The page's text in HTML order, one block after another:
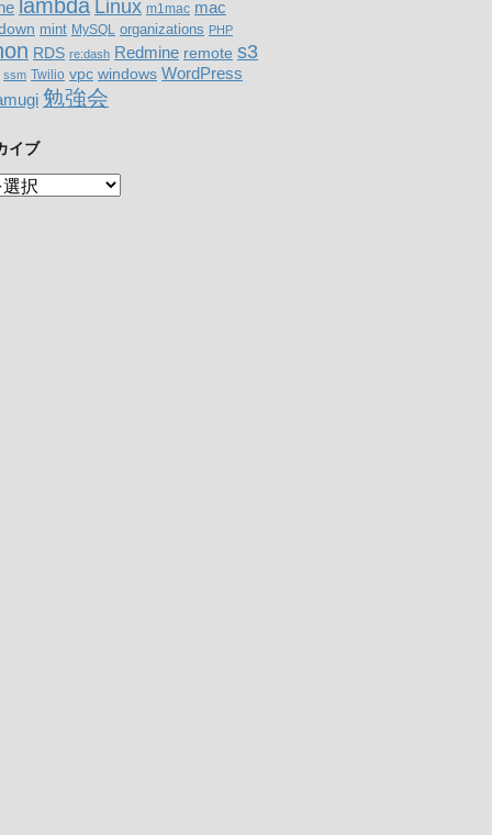
lambda Linux m1mac mac
mint MySQL organizations PHP
RDS re:dash Redmine remote s3
ssm Twilio vpc windows WordPress
勉強会
イブ